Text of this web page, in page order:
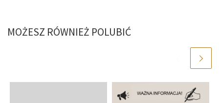
MOŻESZ RÓWNIEŻ POLUBIĆ